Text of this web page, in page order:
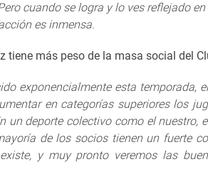
cuando se logra y lo ves reflejado
es inmensa.
tiene más peso de la masa social del
exponencialmente esta temporada,
en categorías superiores los
deporte colectivo como el nuestro,
de los socios tienen un fuerte
y muy pronto veremos las